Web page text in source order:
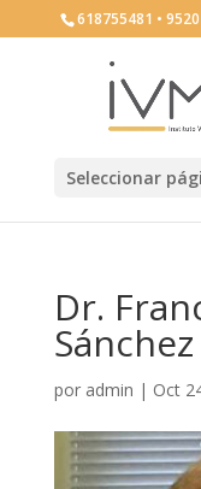
618755481 •
Seleccionar
Dr.
por admin | Oct